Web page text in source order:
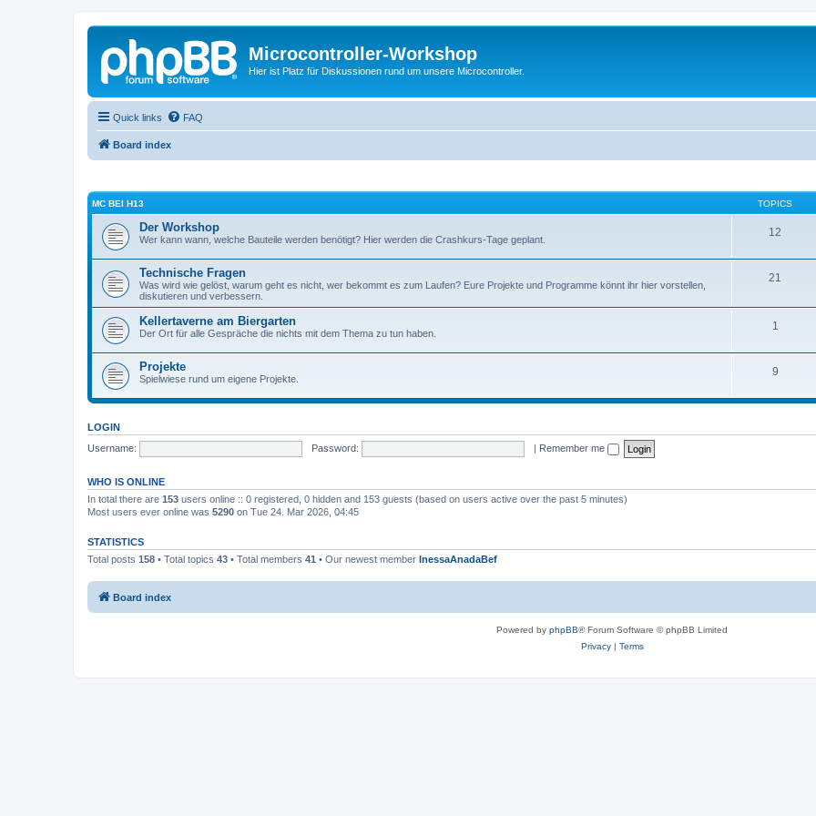
Microcontroller-Workshop
Hier ist Platz für Diskussionen rund um unsere Microcontroller.
Quick links FAQ
Board index
ΜC BEI H13 TOPICS
Der Workshop
Wer kann wann, welche Bauteile werden benötigt? Hier werden die Crashkurs-Tage geplant.
12
Technische Fragen
Was wird wie gelöst, warum geht es nicht, wer bekommt es zum Laufen? Eure Projekte und Programme könnt ihr hier vorstellen,
diskutieren und verbessern.
21
Kellertaverne am Biergarten
Der Ort für alle Gespräche die nichts mit dem Thema zu tun haben.
1
Projekte
Spielwiese rund um eigene Projekte.
9
LOGIN
Username:
Password: | Remember me
WHO IS ONLINE
In total there are 153 users online :: 0 registered, 0 hidden and 153 guests (based on users active over the past 5 minutes)
Most users ever online was 5290 on Tue 24. Mar 2026, 04:45
STATISTICS
Total posts 158 • Total topics 43 • Total members 41 • Our newest member InessaAnadaBef
Board index
Powered by phpBB® Forum Software © phpBB Limited
Privacy| Terms